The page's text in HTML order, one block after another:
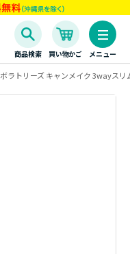
商品検索 買い物かご メニュー
ラトリーズ キャンメイク 3wayス